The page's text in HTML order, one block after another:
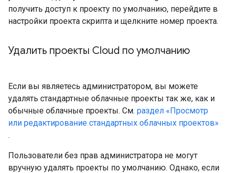
получить доступ к проекту по умолчанию, перейдите в
настройки проекта скрипта и щелкните номер проекта.
Удалить проекты Cloud по умолчанию
Если вы являетесь администратором, вы можете
удалять стандартные облачные проекты так же, как и
обычные облачные проекты. См. раздел «Просмотр
или редактирование стандартных облачных проектов»
.
Пользователи без прав администратора не могут
вручную удалять проекты по умолчанию. Однако, если